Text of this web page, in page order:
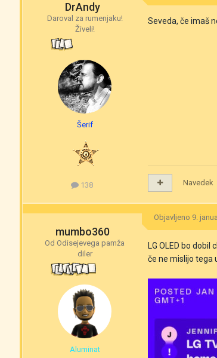
DrAndy
Daroval za rumenjaku!
Živeli!
Šerif
138
Seveda, če imaš
Navedek
mumbo360
Od Odisejevega pamža
diler
Aluminat
Objavljeno 9.
LG OLED bo
če ne mislijo tega